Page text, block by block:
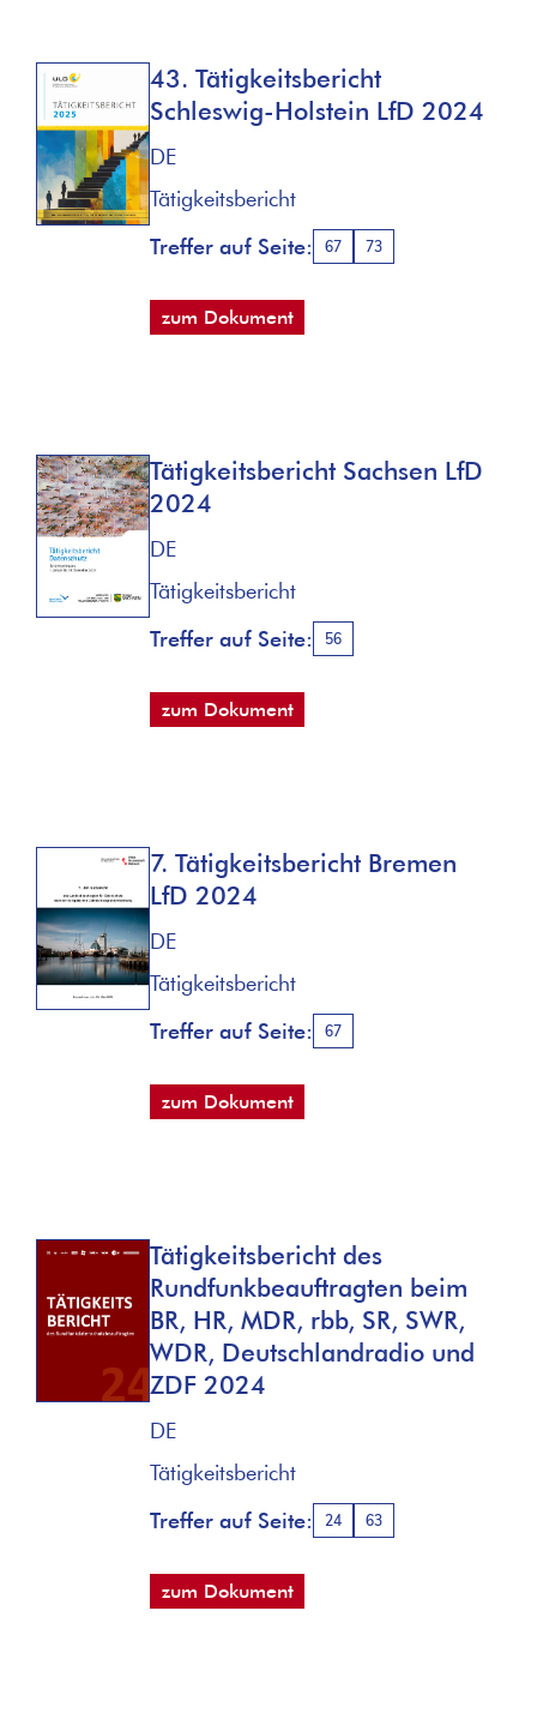
43. Tätigkeitsbericht
Schleswig-Holstein LfD 2024
DE
Tätigkeitsbericht
Treffer auf Seite:
67 73
zum Dokument
Tätigkeitsbericht Sachsen LfD
2024
DE
Tätigkeitsbericht
Treffer auf Seite:
56
zum Dokument
7. Tätigkeitsbericht Bremen
LfD 2024
DE
Tätigkeitsbericht
Treffer auf Seite:
67
zum Dokument
Tätigkeitsbericht des
Rundfunkbeauftragten beim
BR, HR, MDR, rbb, SR, SWR,
WDR, Deutschlandradio und
ZDF 2024
DE
Tätigkeitsbericht
Treffer auf Seite:
24 63
zum Dokument